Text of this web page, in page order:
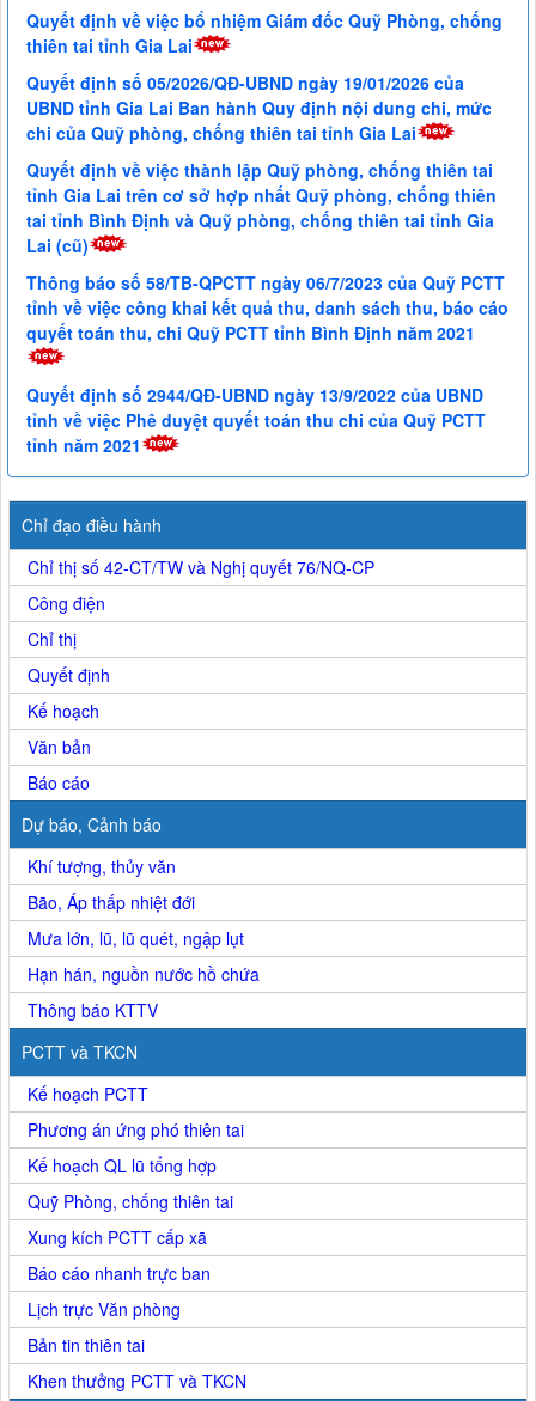
Quyết định về việc bổ nhiệm Giám đốc Quỹ Phòng, chống
thiên tai tỉnh Gia Lai
Quyết định số 05/2026/QĐ-UBND ngày 19/01/2026 của
UBND tỉnh Gia Lai Ban hành Quy định nội dung chi, mức
chi của Quỹ phòng, chống thiên tai tỉnh Gia Lai
Quyết định về việc thành lập Quỹ phòng, chống thiên tai
tỉnh Gia Lai trên cơ sở hợp nhất Quỹ phòng, chống thiên
tai tỉnh Bình Định và Quỹ phòng, chống thiên tai tỉnh Gia
Lai (cũ)
Thông báo số 58/TB-QPCTT ngày 06/7/2023 của Quỹ PCTT
tỉnh về việc công khai kết quả thu, danh sách thu, báo cáo
quyết toán thu, chi Quỹ PCTT tỉnh Bình Định năm 2021
Quyết định số 2944/QĐ-UBND ngày 13/9/2022 của UBND
tỉnh về việc Phê duyệt quyết toán thu chi của Quỹ PCTT
tỉnh năm 2021
Chỉ đạo điều hành
Chỉ thị số 42-CT/TW và Nghị quyết 76/NQ-CP
Công điện
Chỉ thị
Quyết định
Kế hoạch
Văn bản
Báo cáo
Dự báo, Cảnh báo
Khí tượng, thủy văn
Bão, Áp thấp nhiệt đới
Mưa lớn, lũ, lũ quét, ngập lụt
Hạn hán, nguồn nước hồ chứa
Thông báo KTTV
PCTT và TKCN
Kế hoạch PCTT
Phương án ứng phó thiên tai
Kế hoạch QL lũ tổng hợp
Quỹ Phòng, chống thiên tai
Xung kích PCTT cấp xã
Báo cáo nhanh trực ban
Lịch trực Văn phòng
Bản tin thiên tai
Khen thưởng PCTT và TKCN